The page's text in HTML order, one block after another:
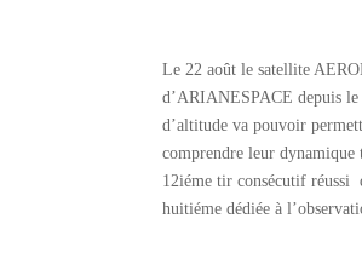
Le 22 août le satellite
d’ARIANESPACE depuis
d’altitude va pouvoir
comprendre leur
12iéme tir consécutif réussi
huitiéme dédiée à